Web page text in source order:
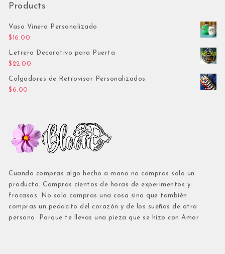
Products
Vaso Vinero Personalizado
$ 16.00
Letrero Decorativo para Puerta
$ 22.00
Colgadores de Retrovisor Personalizados
$6.00
Cuando compras algo hecho a mano no compras solo un
producto. Compras cientos de horas de experimentos y
fracasos. No solo compras una cosa sino que también
compras un pedacito del corazón y de los sueños de otra
persona. Porque te llevas una pieza que se hizo con Amor